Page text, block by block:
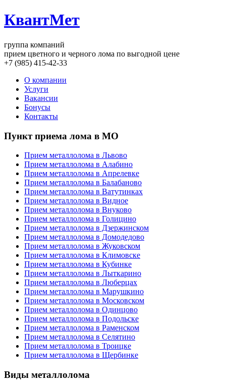
КвантМет
группа компаний
прием цветного и черного лома по выгодной цене
+7 (985) 415-42-33
О компании
Услуги
Вакансии
Бонусы
Контакты
Пункт приема лома в МО
Прием металлолома в Львово
Прием металлолома в Алабино
Прием металлолома в Апрелевке
Прием металлолома в Балабаново
Прием металлолома в Ватутинках
Прием металлолома в Видное
Прием металлолома в Внуково
Прием металлолома в Голицино
Прием металлолома в Дзержинском
Прием металлолома в Домодедово
Прием металлолома в Жуковском
Прием металлолома в Климовске
Прием металлолома в Кубинке
Прием металлолома в Лыткарино
Прием металлолома в Люберцах
Прием металлолома в Марушкино
Прием металлолома в Московском
Прием металлолома в Одинцово
Прием металлолома в Подольске
Прием металлолома в Раменском
Прием металлолома в Селятино
Прием металлолома в Троицке
Прием металлолома в Щербинке
Виды металлолома